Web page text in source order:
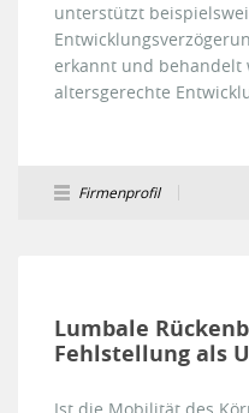
unterstützt
erkannt und behandelt
altersgerechte
Firmenprofil
Lumbale
Fehlstellung als